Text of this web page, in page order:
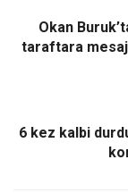
Okan
taraftara
6 kez kalbi